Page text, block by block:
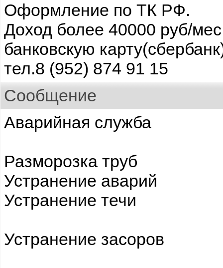
Оформление по ТК РФ.
Доход более 40000 руб/
банковскую
тел.8 (952) 874 91 15
Сообщение
Аварийная служба
Разморозка труб
Устранение аварий
Устранение течи
Устранение засоров